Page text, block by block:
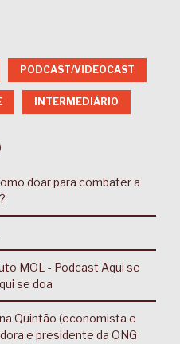
PODCAST/VIDEOCAST
INTERMEDIÁRIO
doar para combater a
MOL - Podcast Aqui se
se doa
Quintão (economista e
e presidente da ONG